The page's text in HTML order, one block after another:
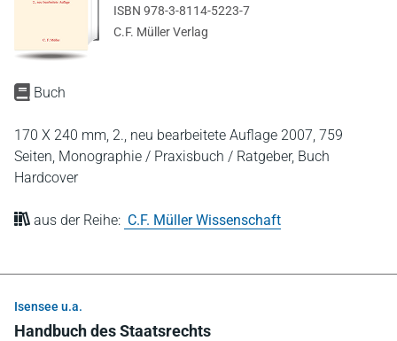
Buch
170 X 240 mm, 2., neu bearbeitete Auflage 2007, 759
Seiten, Monographie / Praxisbuch / Ratgeber, Buch
Hardcover
aus der Reihe: C.F. Müller Wissenschaft
ISBN 978-3-8114-5223-7
C.F. Müller Verlag
Isensee u.a.
Handbuch des Staatsrechts